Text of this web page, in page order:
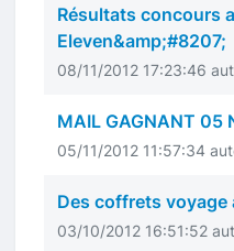
Résultats concours
Eleven&amp;#8207;
08/11/2012 17:23:46
MAIL GAGNANT 05
05/11/2012 11:57:34
Des coffrets voyage
03/10/2012 16:51:52